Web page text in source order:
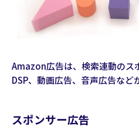
Amazon広告は、検索連動のス
DSP、動画広告、音声広告など
スポンサー広告